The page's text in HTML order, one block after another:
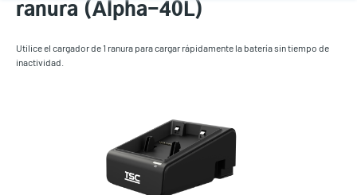
ranura (Alpha-40L)
Utilice el cargador de 1 ranura para cargar rápidamente la batería sin tiempo de
inactividad.